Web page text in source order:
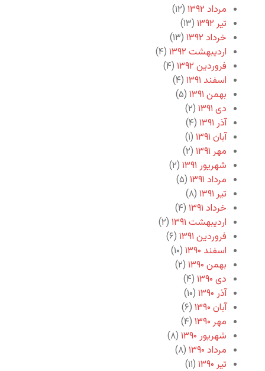
مرداد ۱۳۹۲
(۱۲)
تیر ۱۳۹۲
(۱۳)
خرداد ۱۳۹۲
(۱۳)
اردیبهشت ۱۳۹۲
(۴)
فروردین ۱۳۹۲
(۴)
اسفند ۱۳۹۱
(۴)
بهمن ۱۳۹۱
(۵)
دی ۱۳۹۱
(۲)
آذر ۱۳۹۱
(۴)
آبان ۱۳۹۱
(۱)
مهر ۱۳۹۱
(۲)
شهریور ۱۳۹۱
(۲)
مرداد ۱۳۹۱
(۵)
تیر ۱۳۹۱
(۸)
خرداد ۱۳۹۱
(۴)
اردیبهشت ۱۳۹۱
(۲)
فروردین ۱۳۹۱
(۶)
اسفند ۱۳۹۰
(۱۰)
بهمن ۱۳۹۰
(۲)
دی ۱۳۹۰
(۴)
آذر ۱۳۹۰
(۱۰)
آبان ۱۳۹۰
(۶)
مهر ۱۳۹۰
(۴)
شهریور ۱۳۹۰
(۸)
مرداد ۱۳۹۰
(۸)
تیر ۱۳۹۰
(۱۱)